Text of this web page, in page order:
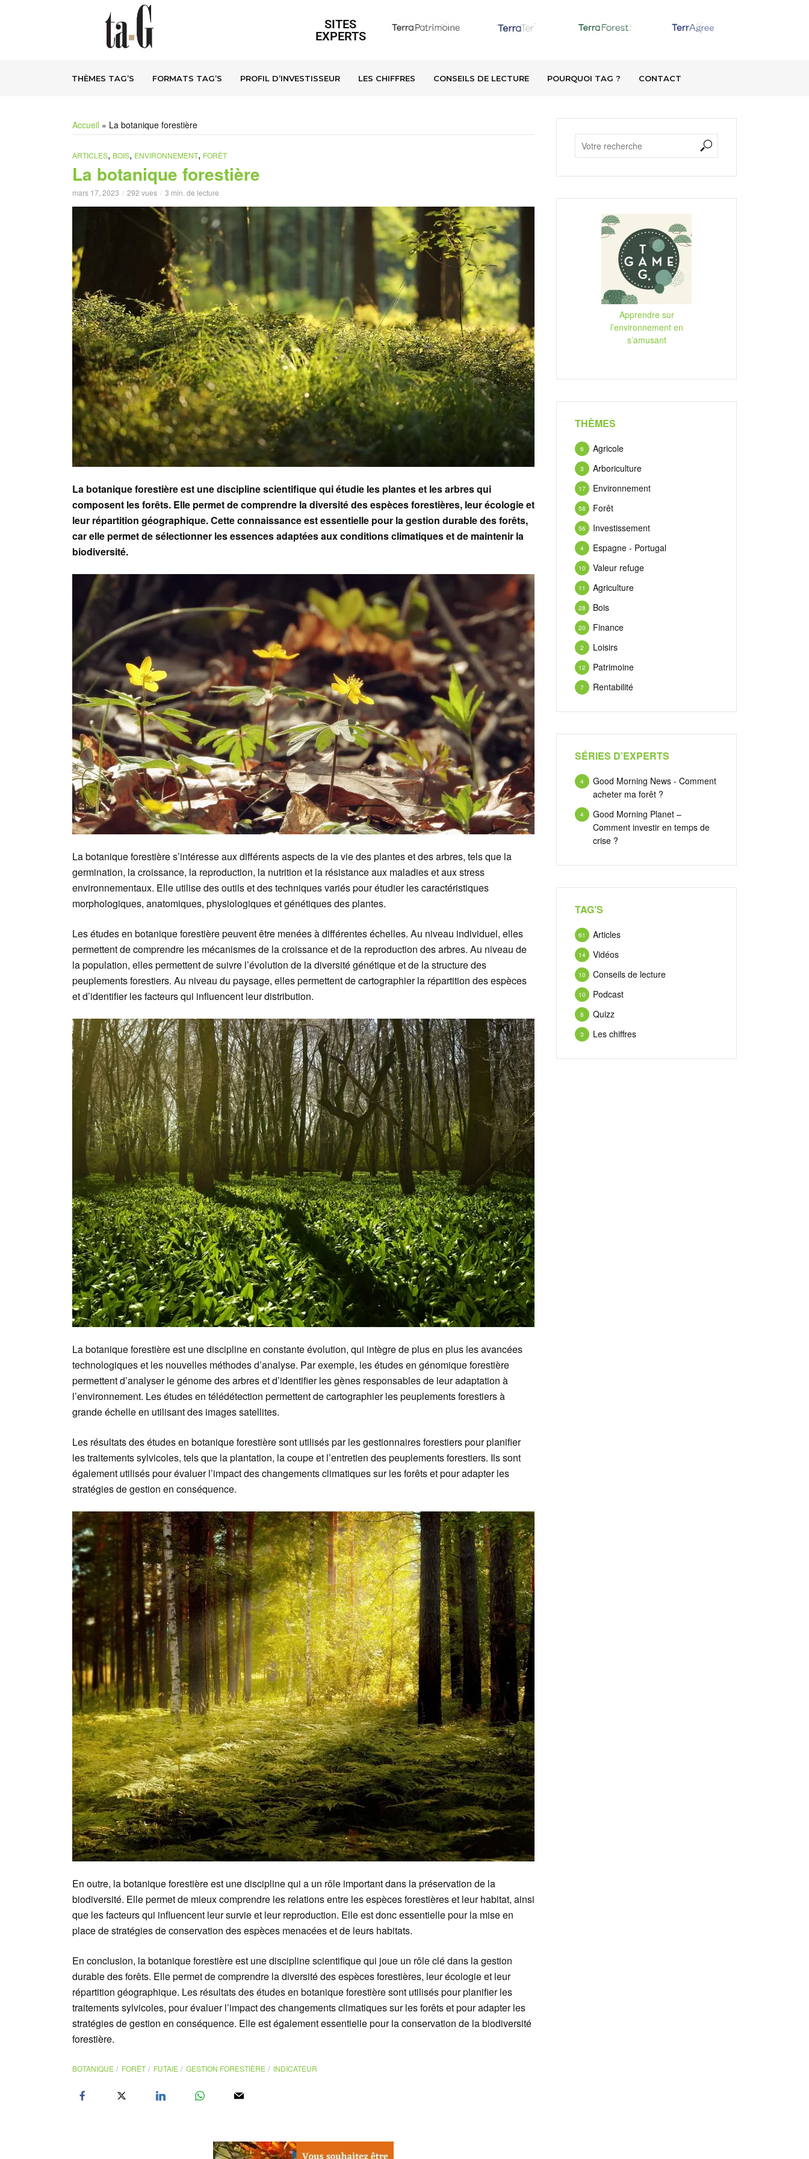
SITES
EXPERTS
THÈMES TAG’S FORMATS TAG’S PROFIL D’INVESTISSEUR LES CHIFFRES CONSEILS DE LECTURE POURQUOI TAG ? CONTACT
Accueil » La botanique forestière
ARTICLES, BOIS, ENVIRONNEMENT, FORÊT
La botanique forestière
mars 17, 2023 292 vues 3 min. de lecture
La botanique forestière est une discipline scientifique qui étudie les plantes et les arbres qui
composent les forêts. Elle permet de comprendre la diversité des espèces forestières, leur écologie et
leur répartition géographique. Cette connaissance est essentielle pour la gestion durable des forêts,
car elle permet de sélectionner les essences adaptées aux conditions climatiques et de maintenir la
biodiversité.
La botanique forestière s’intéresse aux différents aspects de la vie des plantes et des arbres, tels que la
germination, la croissance, la reproduction, la nutrition et la résistance aux maladies et aux stress
environnementaux. Elle utilise des outils et des techniques variés pour étudier les caractéristiques
morphologiques, anatomiques, physiologiques et génétiques des plantes.
Les études en botanique forestière peuvent être menées à différentes échelles. Au niveau individuel, elles
permettent de comprendre les mécanismes de la croissance et de la reproduction des arbres. Au niveau de
la population, elles permettent de suivre l’évolution de la diversité génétique et de la structure des
peuplements forestiers. Au niveau du paysage, elles permettent de cartographier la répartition des espèces
et d’identifier les facteurs qui influencent leur distribution.
La botanique forestière est une discipline en constante évolution, qui intègre de plus en plus les avancées
technologiques et les nouvelles méthodes d’analyse. Par exemple, les études en génomique forestière
permettent d’analyser le génome des arbres et d’identifier les gènes responsables de leur adaptation à
l’environnement. Les études en télédétection permettent de cartographier les peuplements forestiers à
grande échelle en utilisant des images satellites.
Les résultats des études en botanique forestière sont utilisés par les gestionnaires forestiers pour planifier
les traitements sylvicoles, tels que la plantation, la coupe et l’entretien des peuplements forestiers. Ils sont
également utilisés pour évaluer l’impact des changements climatiques sur les forêts et pour adapter les
stratégies de gestion en conséquence.
En outre, la botanique forestière est une discipline qui a un rôle important dans la préservation de la
biodiversité. Elle permet de mieux comprendre les relations entre les espèces forestières et leur habitat, ainsi
que les facteurs qui influencent leur survie et leur reproduction. Elle est donc essentielle pour la mise en
place de stratégies de conservation des espèces menacées et de leurs habitats.
En conclusion, la botanique forestière est une discipline scientifique qui joue un rôle clé dans la gestion
durable des forêts. Elle permet de comprendre la diversité des espèces forestières, leur écologie et leur
répartition géographique. Les résultats des études en botanique forestière sont utilisés pour planifier les
traitements sylvicoles, pour évaluer l’impact des changements climatiques sur les forêts et pour adapter les
stratégies de gestion en conséquence. Elle est également essentielle pour la conservation de la biodiversité
forestière.
BOTANIQUE FORÊT FUTAIE GESTION FORESTIÈRE INDICATEUR
Apprendre sur
l’environnement en
s’amusant
THÈMES
Agricole
6
Arboriculture
3
Environnement
17
Forêt
58
Investissement
56
Espagne - Portugal
4
Valeur refuge
10
Agriculture
11
Bois
28
Finance
20
Loisirs
2
Patrimoine
12
Rentabilité
7
SÉRIES D’EXPERTS
Good Morning News - Comment
acheter ma forêt ?
4
Good Morning Planet –
Comment investir en temps de
crise ?
4
TAG’S
Articles
61
Vidéos
14
Conseils de lecture
10
Podcast
10
Quizz
8
Les chiffres
3